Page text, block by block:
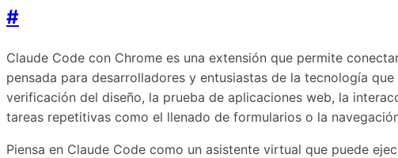
#
Claude Code con Chrome es una extensión que permite
pensada para desarrolladores y entusiastas de la tecnología
verificación del diseño, la prueba de aplicaciones web, la
tareas repetitivas como el llenado de formularios o la
Piensa en Claude Code como un asistente virtual que puede